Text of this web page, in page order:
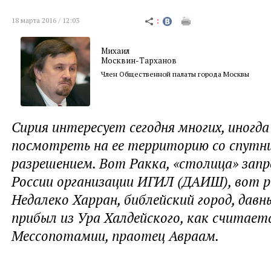
18 марта 2016 / 12:03
Михаил
Москвин-Тарханов
Член Общественной палаты города Москвы
Сирия интересует сегодня многих,
посмотреть на ее территорию со
разрешением. Вот Ракка, «столица»
России организации ИГИЛ (ДАИШ), вот
Недалеко Харран, библейский город,
прибыл из Ура Халдейского, как
Мессопотамии, праотец Авраам.